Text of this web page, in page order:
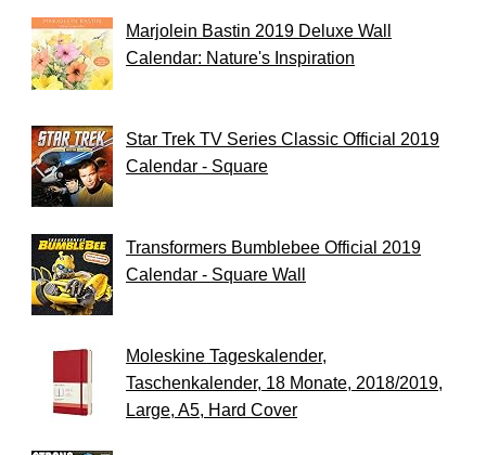
Marjolein Bastin 2019 Deluxe Wall
Calendar: Nature's Inspiration
Star Trek TV Series Classic Official 2019
Calendar - Square
Transformers Bumblebee Official 2019
Calendar - Square Wall
Moleskine Tageskalender,
Taschenkalender, 18 Monate, 2018/2019,
Large, A5, Hard Cover